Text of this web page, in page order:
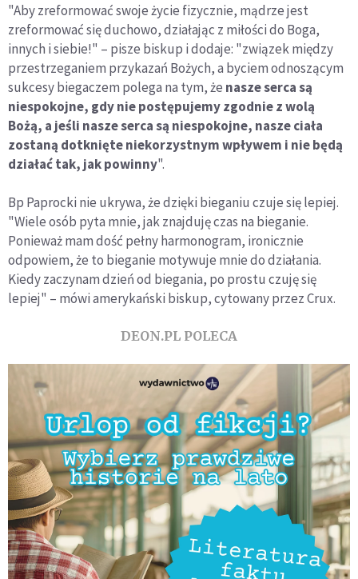
"Aby zreformować swoje życie fizycznie, mądrze jest
zreformować się duchowo, działając z miłości do Boga,
innych i siebie!" – pisze biskup i dodaje: "związek między
przestrzeganiem przykazań Bożych, a byciem odnoszącym
sukcesy biegaczem polega na tym, że nasze serca są
niespokojne, gdy nie postępujemy zgodnie z wolą
Bożą, a jeśli nasze serca są niespokojne, nasze ciała
zostaną dotknięte niekorzystnym wpływem i nie będą
działać tak, jak powinny".
Bp Paprocki nie ukrywa, że dzięki bieganiu czuje się lepiej.
"Wiele osób pyta mnie, jak znajduję czas na bieganie.
Ponieważ mam dość pełny harmonogram, ironicznie
odpowiem, że to bieganie motywuje mnie do działania.
Kiedy zaczynam dzień od biegania, po prostu czuję się
lepiej" – mówi amerykański biskup, cytowany przez Crux.
DEON.PL POLECA